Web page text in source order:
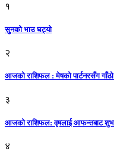
१
सुनको भाउ घट्याे
२
आजको राशिफल : मेषको पार्टनरसँग
३
आजकाे राशिफल: वृषलाई आफन्तबाट शुभ
४